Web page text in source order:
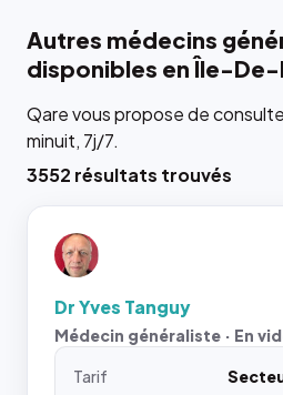
Autres médecins
disponibles en Île-De-
Qare vous propose de
minuit, 7j/7.
3552 résultats trouvés
Dr Yves Tanguy
Médecin généraliste · En
Tarif